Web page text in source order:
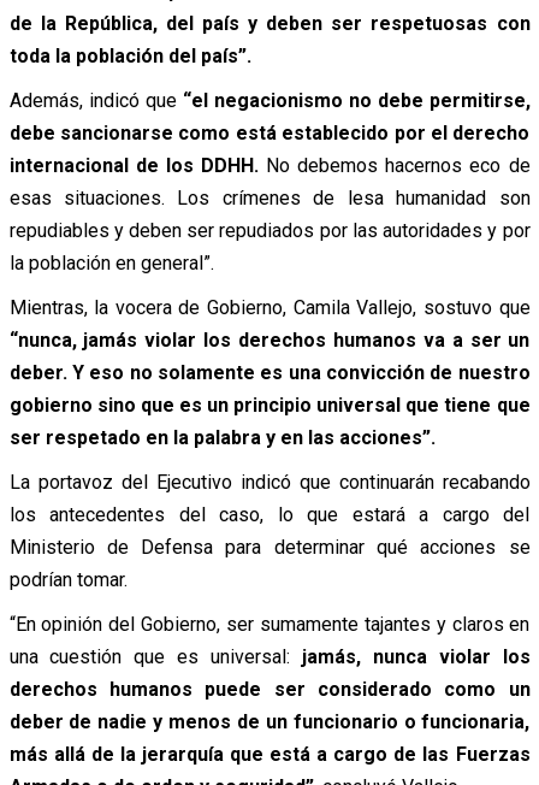
de la República, del país y deben ser respetuosas con
toda la población del país”.
Además, indicó que “el negacionismo no debe permitirse,
debe sancionarse como está establecido por el derecho
internacional de los DDHH. No debemos hacernos eco de
esas situaciones. Los crímenes de lesa humanidad son
repudiables y deben ser repudiados por las autoridades y por
la población en general”.
Mientras, la vocera de Gobierno, Camila Vallejo, sostuvo que
“nunca, jamás violar los derechos humanos va a ser un
deber. Y eso no solamente es una convicción de nuestro
gobierno sino que es un principio universal que tiene que
ser respetado en la palabra y en las acciones”.
La portavoz del Ejecutivo indicó que continuarán recabando
los antecedentes del caso, lo que estará a cargo del
Ministerio de Defensa para determinar qué acciones se
podrían tomar.
“En opinión del Gobierno, ser sumamente tajantes y claros en
una cuestión que es universal: jamás, nunca violar los
derechos humanos puede ser considerado como un
deber de nadie y menos de un funcionario o funcionaria,
más allá de la jerarquía que está a cargo de las Fuerzas